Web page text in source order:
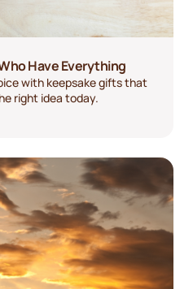
Have Everything
with keepsake gifts that
right idea today.